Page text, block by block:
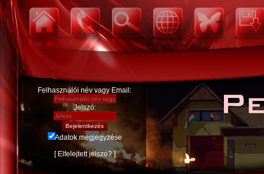
Felhasználói név vagy Email:
Jelszó:
Adatok megjegyzése
[ Elfelejtett jelszó?]